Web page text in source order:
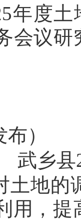
年度
会议
）
武乡县
土地的
用，